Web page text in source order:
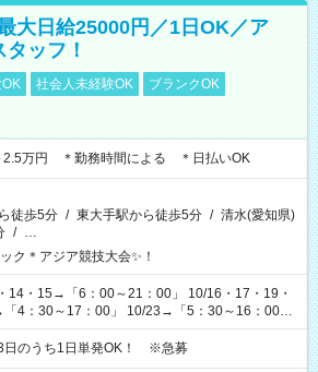
大日給25000円／1日OK／ア
ッフ！
社会人未経験OK
ブランクOK
2.5万円 ＊勤務時間による ＊日払いOK
徒歩5分 / 東大手駅から徒歩5分 / 清水(愛知県)
/ …
ク＊アジア競技大会✨！
14・15→「6：00～21：00」 10/16・17・19・
4：30～17：00」 10/23→「5：30～16：00」
・17・19～21→「17：00～26：00」
～24：30」 10/23→「16：00～23：00」 ＊
日のうち1日単発OK！ ※急募